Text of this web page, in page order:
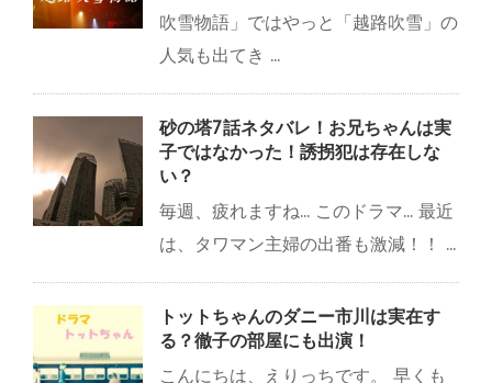
吹雪物語」ではやっと「越路吹雪」の
人気も出てき ...
砂の塔7話ネタバレ！お兄ちゃんは実
子ではなかった！誘拐犯は存在しな
い？
毎週、疲れますね... このドラマ... 最近
は、タワマン主婦の出番も激減！！ ...
トットちゃんのダニー市川は実在す
る？徹子の部屋にも出演！
こんにちは、えりっちです。 早くも